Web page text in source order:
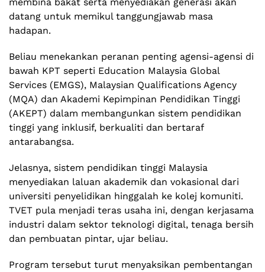
datang untuk memikul tanggungjawab masa
hadapan.
Beliau menekankan peranan penting agensi-agensi di
bawah KPT seperti Education Malaysia Global
Services (EMGS), Malaysian Qualifications Agency
(MQA) dan Akademi Kepimpinan Pendidikan Tinggi
(AKEPT) dalam membangunkan sistem pendidikan
tinggi yang inklusif, berkualiti dan bertaraf
antarabangsa.
Jelasnya, sistem pendidikan tinggi Malaysia
menyediakan laluan akademik dan vokasional dari
universiti penyelidikan hinggalah ke kolej komuniti.
TVET pula menjadi teras usaha ini, dengan kerjasama
industri dalam sektor teknologi digital, tenaga bersih
dan pembuatan pintar, ujar beliau.
Program tersebut turut menyaksikan pembentangan